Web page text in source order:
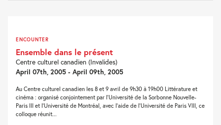
ENCOUNTER
Ensemble dans le présent
Centre culturel canadien (Invalides)
April 07th, 2005 - April 09th, 2005
Au Centre culturel canadien les 8 et 9 avril de 9h30 à 19h00 Littérature et
cinéma : organisé conjointement par l’Université de la Sorbonne Nouvelle-
Paris III et l’Université de Montréal, avec l’aide de l’Université de Paris VIII, ce
colloque réunit...